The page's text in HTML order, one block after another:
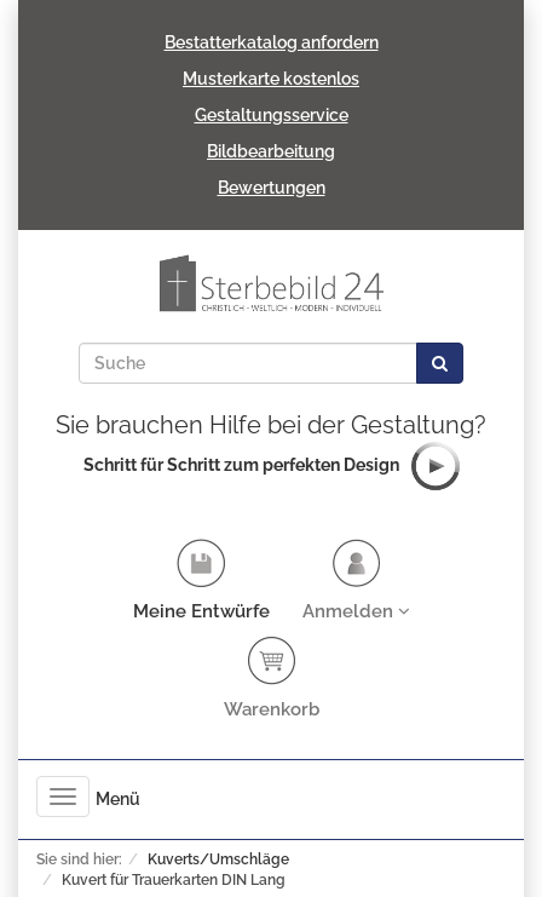
Bestatterkatalog anfordern
Musterkarte kostenlos
Gestaltungsservice
Bildbearbeitung
Bewertungen
Sie brauchen Hilfe bei der Gestaltung?
Schritt für Schritt zum perfekten Design
Meine Entwürfe Anmelden
Warenkorb
Toggle
navigation
Menü
Sie sind hier:
Kuverts/Umschläge
Kuvert für Trauerkarten DIN Lang